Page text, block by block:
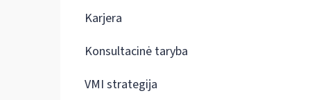
Karjera
Konsultacinė taryba
VMI strategija